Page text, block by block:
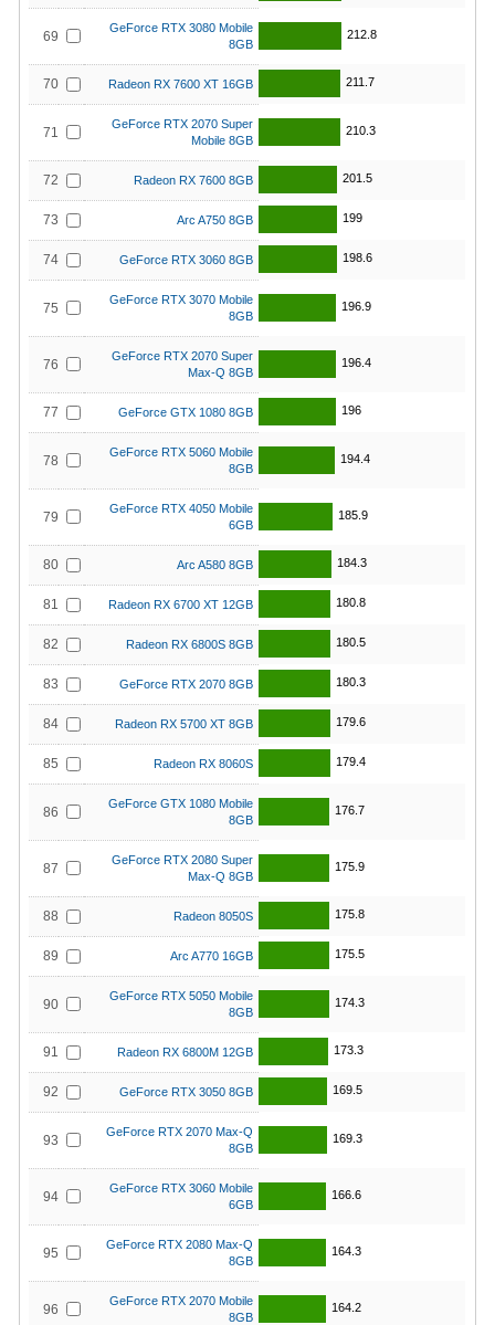
69
GeForce RTX 3080 Mobile
8GB
212.8
70 Radeon RX 7600 XT 16GB 211.7
71
GeForce RTX 2070 Super
Mobile 8GB
210.3
72 Radeon RX 7600 8GB 201.5
73 Arc A750 8GB 199
74 GeForce RTX 3060 8GB 198.6
75
GeForce RTX 3070 Mobile
8GB
196.9
76
GeForce RTX 2070 Super
Max-Q 8GB
196.4
77 GeForce GTX 1080 8GB 196
78
GeForce RTX 5060 Mobile
8GB
194.4
79
GeForce RTX 4050 Mobile
6GB
185.9
80 Arc A580 8GB 184.3
81 Radeon RX 6700 XT 12GB 180.8
82 Radeon RX 6800S 8GB 180.5
83 GeForce RTX 2070 8GB 180.3
84 Radeon RX 5700 XT 8GB 179.6
85 Radeon RX 8060S 179.4
86
GeForce GTX 1080 Mobile
8GB
176.7
87
GeForce RTX 2080 Super
Max-Q 8GB
175.9
88 Radeon 8050S 175.8
89 Arc A770 16GB 175.5
90
GeForce RTX 5050 Mobile
8GB
174.3
91 Radeon RX 6800M 12GB 173.3
92 GeForce RTX 3050 8GB 169.5
93
GeForce RTX 2070 Max-Q
8GB
169.3
94
GeForce RTX 3060 Mobile
6GB
166.6
95
GeForce RTX 2080 Max-Q
8GB
164.3
96
GeForce RTX 2070 Mobile
8GB
164.2